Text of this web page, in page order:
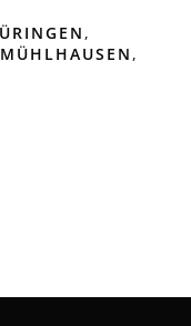
,
MÜHLHAUSEN ,